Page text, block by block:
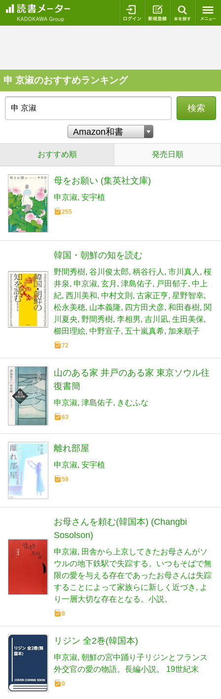
ログイン 新規登録
申 京淑のおすすめランキング
検索
おすすめ順 発売日順
母をお願い (集英社文庫)
申京淑 安宇植
255
韓国・朝鮮の知を読む
野間秀樹 谷川俊太郎 柄谷行人 市川真人
桜
井泉
申京淑 玄月 津島佑子 戸田郁子 中上
紀 西川美和 中村文則 古家正亨 星野智幸
松永美穂 山本義隆 四方田犬彦 和田春樹 関
川夏央 野間秀樹 李相男 吉川凪 生田美保
櫛田理絵 中野宣子 五十嵐真希 加来順子
72
山のある家 井戸のある家 東京ソウル往
復書簡
申京淑 津島佑子 きむふな
63
離れ部屋
申京淑 安宇植
59
お母さんを頼む(韓国本) (Changbi
Sosolson)
申京淑
田舎から上京してきたお母さんがソ
ウルの地下鉄駅で失踪する。いつもそばで無
限の愛を与える存在であったお母さんは失踪
することによって家族らに新しく近づき
よ
り一層大切な存在となる。小説。
8
リジン 全2巻(韓国本)
申京淑 朝鮮の宮中踊り子リジンとフランス
外交官の愛の物語。長編小説。 19世紀末
0